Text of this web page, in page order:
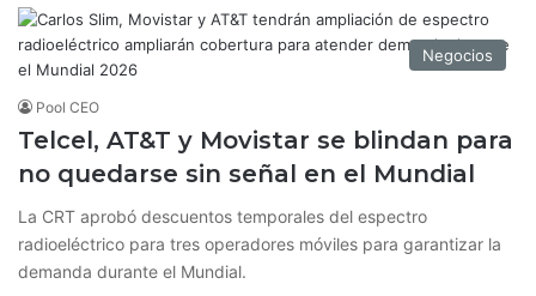
Negocios
Pool CEO
Telcel, AT&T y Movistar se blindan para
no quedarse sin señal en el Mundial
La CRT aprobó descuentos temporales del espectro
radioeléctrico para tres operadores móviles para garantizar la
demanda durante el Mundial.